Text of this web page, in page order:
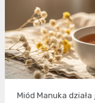
Miód Manuka